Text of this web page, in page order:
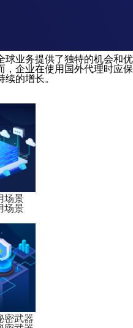
球业务提供了独特的机会和
，企业在使用国外代理时应
的增长。
场景
场景
密武器